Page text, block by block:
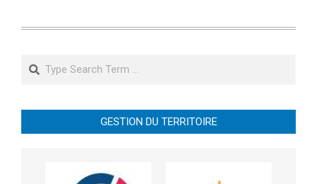
Search
GESTION DU TERRITOIRE